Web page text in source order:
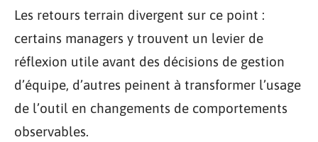
Les retours terrain divergent sur ce point :
certains managers y trouvent un levier de
réflexion utile avant des décisions de gestion
d’équipe, d’autres peinent à transformer l’usage
de l’outil en changements de comportements
observables.